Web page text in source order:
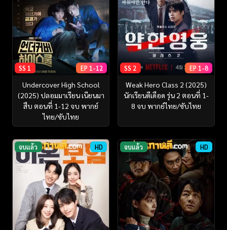
SS 1 EP 1-12
Undercover High School
(2025) ปลอมมาเรียน เนียนมา
สืบ ตอนที่ 1-12 จบ พากย์
ไทย/ซับไทย
SS 2 EP 1-8
Weak Hero Class 2 (2025)
นักเรียนดีเดือด รุ่น 2 ตอนที่ 1-
8 จบ พากย์ไทย/ซับไทย
จบแล้ว HD จบแล้ว HD